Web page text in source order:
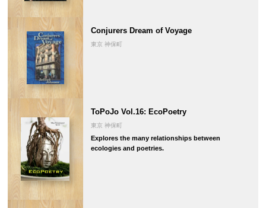
Conjurers Dream of Voyage
東京 神保町
ToPoJo Vol.16: EcoPoetry
東京 神保町
Explores the many relationships between
ecologies and poetries.